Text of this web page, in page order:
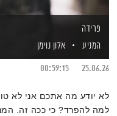
פרידה
המניע
אלון נוימן
25.06.26
00:59:15
לא יודע מה אתכם אני לא
למה להפרד? כי ככה זה.